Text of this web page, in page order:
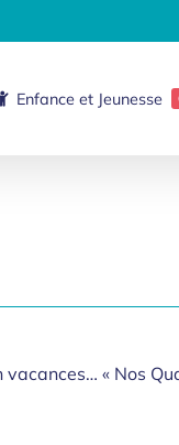
Enfance et Jeunesse
« Nos